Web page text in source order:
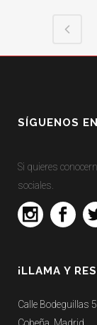
SÍGUENOS
Si quieres
sociales.
¡LLAMA Y
Calle Bodeguillas